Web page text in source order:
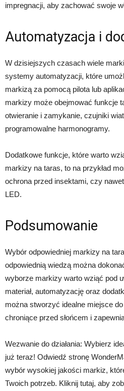
impregnacji, aby zachować swoje
Automatyzacja i
W dzisiejszych czasach wiele
systemy automatyzacji, które
markizą za pomocą pilota lub
markizy może obejmować funkcje
otwieranie i zamykanie, czujniki
programowalne harmonogramy.
Dodatkowe funkcje, które warto
markizy na taras, to na przykład
ochrona przed insektami, czy
LED.
Podsumowanie
Wybór odpowiedniej markizy na
odpowiednią wiedzą można
wyborze markizy warto wziąć pod
materiał, automatyzację oraz
można stworzyć idealne miejsce
chroniące przed słońcem i
Wezwanie do działania: Wybierz
już teraz! Odwiedź stronę
wybór wysokiej jakości markiz,
Twoich potrzeb. Kliknij tutaj, aby